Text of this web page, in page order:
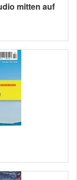
mitten auf